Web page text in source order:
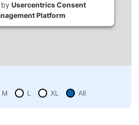
Usercentrics Consent
Platform
M L XL All